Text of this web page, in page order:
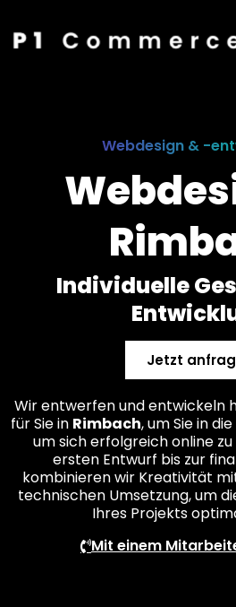
Webdesign & -
Individuelle
Jetzt
Wir entwerfen und entwickeln
für Sie in Rimbach, um Sie in
um sich erfolgreich online
ersten Entwurf bis zur
kombinieren wir Kreativität
technischen Umsetzung, um
Ihres Projekts
Mit einem